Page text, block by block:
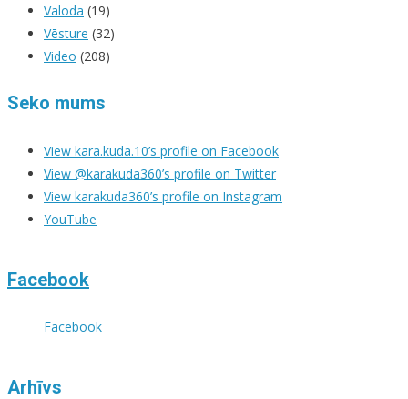
Valoda (19)
Vēsture (32)
Video (208)
Seko mums
View kara.kuda.10’s profile on Facebook
View @karakuda360’s profile on Twitter
View karakuda360’s profile on Instagram
YouTube
Facebook
Facebook
Arhīvs